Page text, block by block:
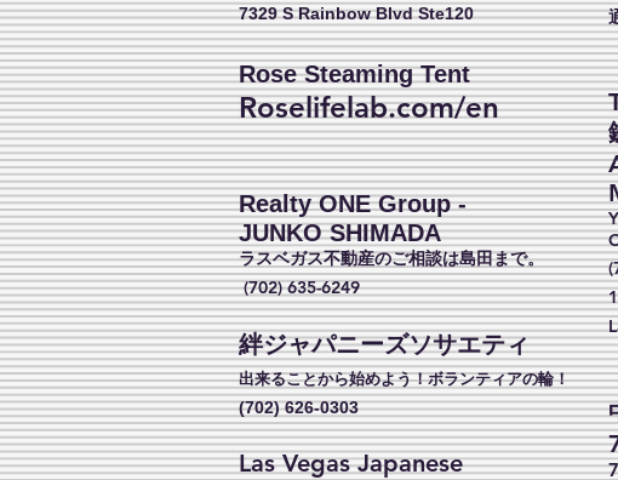
7329 S Rainbow Blvd Ste120
RoseSteaming Tent
Roselifelab.com/en
Realty ONE Group -
JUNKO SHIMADA
ラスベガス不動産のご相談は島田まで。
(702) 635-6249
絆ジャパニーズソサエティ
出来ることから始めよう！ボランティアの輪！
(702) 626-0303
Las Vegas Japanese